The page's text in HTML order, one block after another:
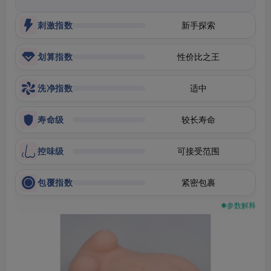
刺激指数 新手探索
划算指数 性价比之王
洗净指数 适中
寿命级 较长寿命
控味级 可接受范围
包覆指数 紧密包裹
✱参数解释